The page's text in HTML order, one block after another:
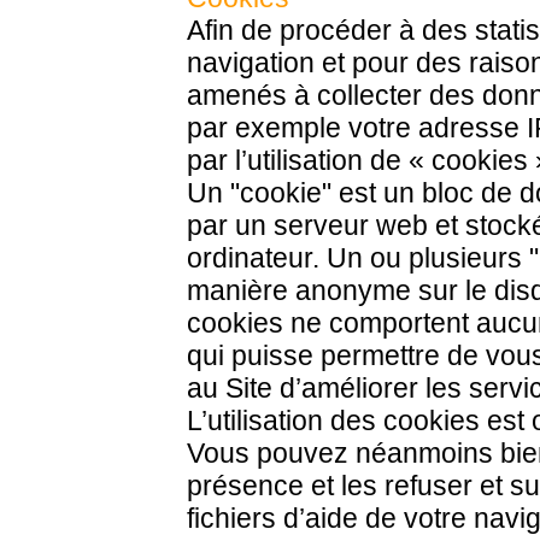
Afin de procéder à des
navigation et pour des
amenés à collecter des
par exemple votre adresse
par l’utilisation de « cookies
Un "cookie" est un bloc de
par un serveur web et
ordinateur. Un ou plusieurs
manière anonyme sur le
cookies ne comportent
qui puisse permettre de
au Site d’améliorer les
L’utilisation des cookies
Vous pouvez néanmoins
présence et les refuser et
fichiers d’aide de votre